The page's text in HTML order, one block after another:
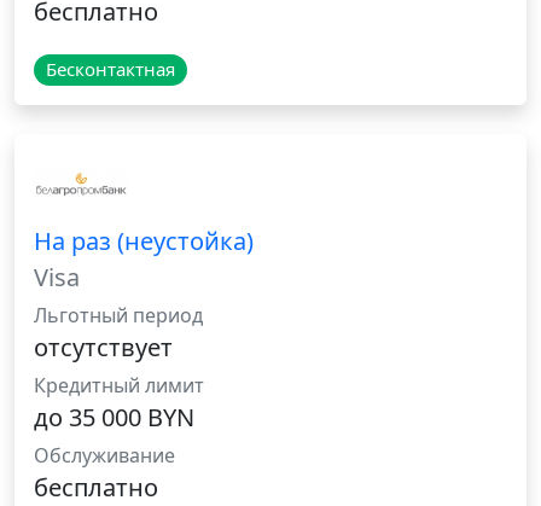
бесплатно
Бесконтактная
На раз (неустойка)
Visa
Льготный период
отсутствует
Кредитный лимит
до 35 000 BYN
Обслуживание
бесплатно